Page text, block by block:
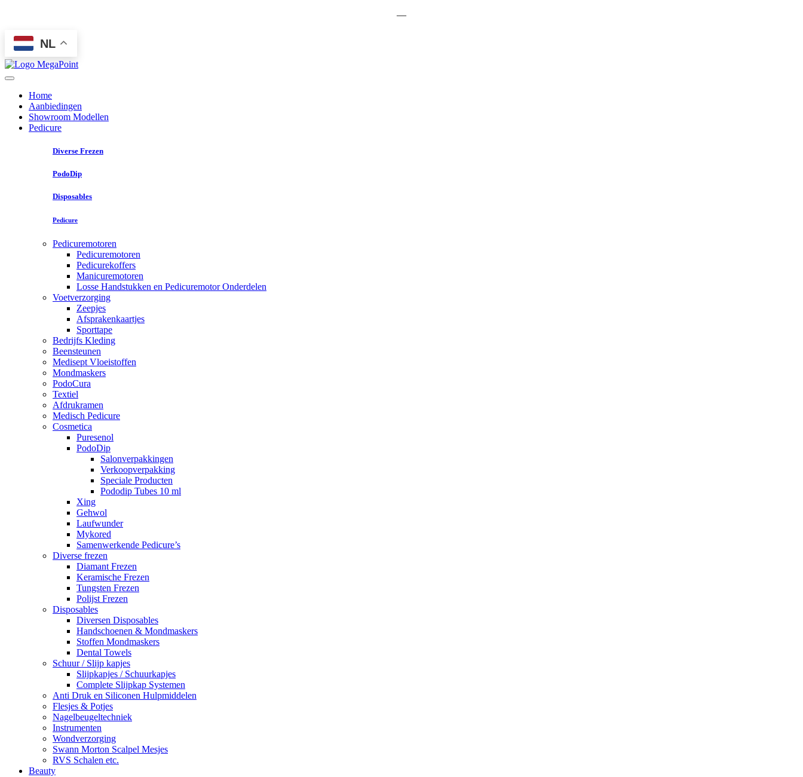
—
NL
Home
Aanbiedingen
Showroom Modellen
Pedicure
Diverse Frezen
PodoDip
Disposables
Pedicure
Pedicuremotoren
Pedicuremotoren
Pedicurekoffers
Manicuremotoren
Losse Handstukken en Pedicuremotor Onderdelen
Voetverzorging
Zeepjes
Afsprakenkaartjes
Sporttape
Bedrijfs Kleding
Beensteunen
Medisept Vloeistoffen
Mondmaskers
PodoCura
Textiel
Afdrukramen
Medisch Pedicure
Cosmetica
Puresenol
PodoDip
Salonverpakkingen
Verkoopverpakking
Speciale Producten
Pododip Tubes 10 ml
Xing
Gehwol
Laufwunder
Mykored
Samenwerkende Pedicure’s
Diverse frezen
Diamant Frezen
Keramische Frezen
Tungsten Frezen
Polijst Frezen
Disposables
Diversen Disposables
Handschoenen & Mondmaskers
Stoffen Mondmaskers
Dental Towels
Schuur / Slijp kapjes
Slijpkapjes / Schuurkapjes
Complete Slijpkap Systemen
Anti Druk en Siliconen Hulpmiddelen
Flesjes & Potjes
Nagelbeugeltechniek
Instrumenten
Wondverzorging
Swann Morton Scalpel Mesjes
RVS Schalen etc.
Beauty